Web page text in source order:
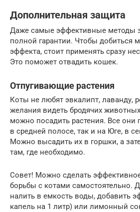
Дополнительная защита
Даже самые эффективные методы
полной гарантии. Чтобы добиться
эффекта, стоит применять сразу
Это поможет отвадить кошек.
Отпугивающие растения
Коты не любят эвкалипт, лаванду,
желания видеть бродячих
можно посадить растения. Все они
в средней полосе, так и на Юге, в
Можно высадить их в горшки, а
там, где необходимо.
Совет! Можно сделать
борьбы с котами самостоятельно.
налить в емкость воды, добавить
капель на 1 литр) или лимонный